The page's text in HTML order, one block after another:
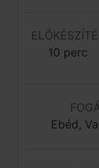
10 perc
Ebéd,